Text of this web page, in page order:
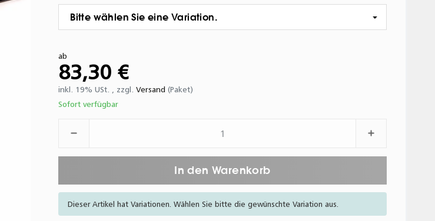
Bitte wählen Sie eine Variation.
ab
83,30 €
inkl. 19% USt. , zzgl. Versand (Paket)
Sofort verfügbar
In den Warenkorb
Dieser Artikel hat Variationen. Wählen Sie bitte die gewünschte Variation aus.